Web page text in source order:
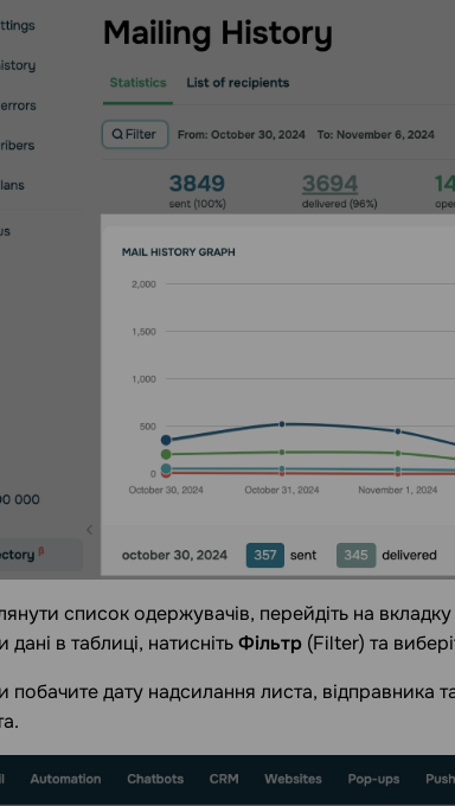
список одержувачів, перейдіть на вкладку
дані в таблиці, натиснітьФільтр (Filter) та
побачите дату надсилання листа, відправника